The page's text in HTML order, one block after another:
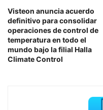
Visteon anuncia acuerdo
definitivo para consolidar
operaciones de control de
temperatura en todo el
mundo bajo la filial Halla
Climate Control